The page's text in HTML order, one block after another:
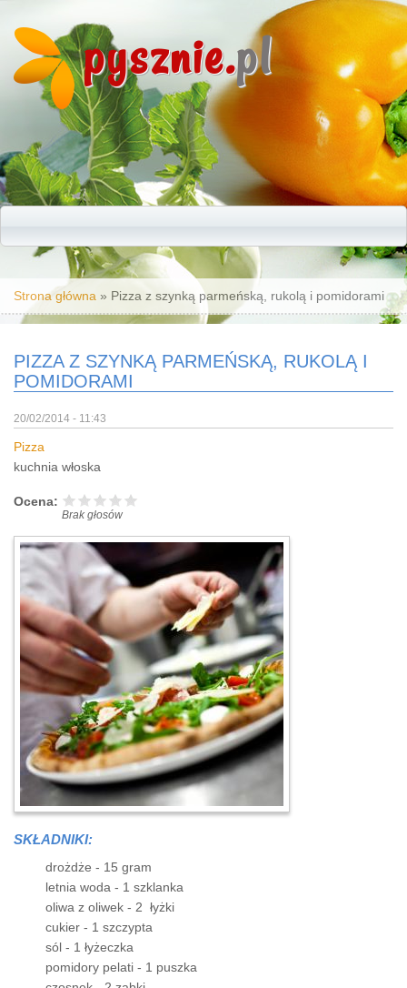
pysznie.pl
Jesteś tutaj
Strona główna » Pizza z szynką parmeńską, rukolą i pomidorami
PIZZA Z SZYNKĄ PARMEŃSKĄ, RUKOLĄ I
POMIDORAMI
20/02/2014 - 11:43
Pizza
kuchnia włoska
Ocena:
Brak głosów
SKŁADNIKI:
drożdże - 15 gram
letnia woda - 1 szklanka
oliwa z oliwek - 2 łyżki
cukier - 1 szczypta
sól - 1 łyżeczka
pomidory pelati - 1 puszka